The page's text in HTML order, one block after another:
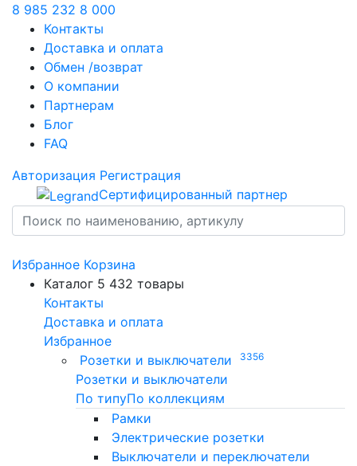
8 985 232 8 000
Контакты
Доставка и оплата
Обмен /возврат
О компании
Партнерам
Блог
FAQ
Авторизация Регистрация
Сертифицированный партнер
Избранное Корзина
Каталог 5 432 товары
Контакты
Доставка и оплата
Избранное
Розетки и выключатели
3356
Розетки и выключатели
По типуПо коллекциям
Рамки
Электрические розетки
Выключатели и переключатели